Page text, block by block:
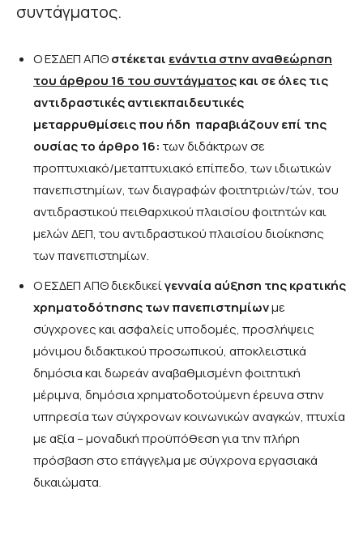
συντάγματος.
Ο ΕΣΔΕΠ ΑΠΘστέκεται ενάντια στην αναθεώρηση
του άρθρου 16 του συντάγματοςκαι σε όλες τις
αντιδραστικές αντιεκπαιδευτικές
μεταρρυθμίσεις που ήδη παραβιάζουν επί της
ουσίας το άρθρο 16: των διδάκτρων σε
προπτυχιακό/μεταπτυχιακό επίπεδο, των ιδιωτικών
πανεπιστημίων, των διαγραφών φοιτητριών/τών, του
αντιδραστικού πειθαρχικού πλαισίου φοιτητών και
μελών ΔΕΠ, του αντιδραστικού πλαισίου διοίκησης
των πανεπιστημίων.
Ο ΕΣΔΕΠ ΑΠΘ διεκδικείγενναία αύξηση της κρατικής
χρηματοδότησης των πανεπιστημίωνμε
σύγχρονες και ασφαλείς υποδομές, προσλήψεις
μόνιμου διδακτικού προσωπικού, αποκλειστικά
δημόσια και δωρεάν αναβαθμισμένη φοιτητική
μέριμνα, δημόσια χρηματοδοτούμενη έρευνα στην
υπηρεσία των σύγχρονων κοινωνικών αναγκών, πτυχία
με αξία – μοναδική προϋπόθεση για την πλήρη
πρόσβαση στο επάγγελμα με σύγχρονα εργασιακά
δικαιώματα.